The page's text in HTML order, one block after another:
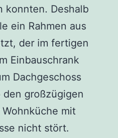
konnten. Deshalb
ein Rahmen aus
der im fertigen
Einbauschrank
Dachgeschoss
großzügigen
mit
nicht stört.